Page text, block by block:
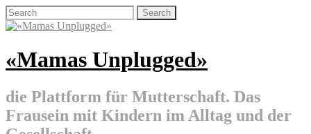
Skip
to
Search
for:
«Mamas Unplugged»
die Plattform für Mutterschaft. Das
Frausein mit Kindern im Alltag und der